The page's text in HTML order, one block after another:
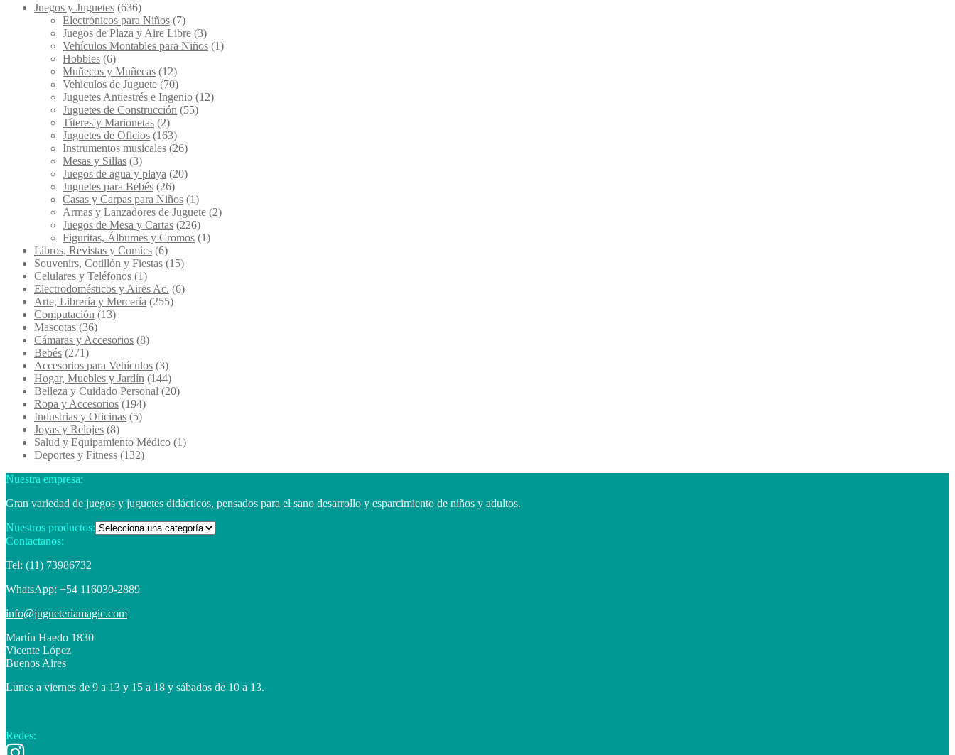
Juegos y Juguetes (636)
Electrónicos para Niños (7)
Juegos de Plaza y Aire Libre (3)
Vehículos Montables para Niños (1)
Hobbies (6)
Muñecos y Muñecas (12)
Vehículos de Juguete (70)
Juguetes Antiestrés e Ingenio (12)
Juguetes de Construcción (55)
Títeres y Marionetas (2)
Juguetes de Oficios (163)
Instrumentos musicales (26)
Mesas y Sillas (3)
Juegos de agua y playa (20)
Juguetes para Bebés (26)
Casas y Carpas para Niños (1)
Armas y Lanzadores de Juguete (2)
Juegos de Mesa y Cartas (226)
Figuritas, Álbumes y Cromos (1)
Libros, Revistas y Comics (6)
Souvenirs, Cotillón y Fiestas (15)
Celulares y Teléfonos (1)
Electrodomésticos y Aires Ac. (6)
Arte, Librería y Mercería (255)
Computación (13)
Mascotas (36)
Cámaras y Accesorios (8)
Bebés (271)
Accesorios para Vehículos (3)
Hogar, Muebles y Jardín (144)
Belleza y Cuidado Personal (20)
Ropa y Accesorios (194)
Industrias y Oficinas (5)
Joyas y Relojes (8)
Salud y Equipamiento Médico (1)
Deportes y Fitness (132)
Nuestra empresa:
Gran variedad de juegos y juguetes didácticos, pensados para el sano desarrollo y esparcimiento de niños y adultos.
Nuestros productos:
Contactanos:
Tel: (11) 73986732
WhatsApp: +54 116030-2889
info@jugueteriamagic.com
Martín Haedo 1830
Vicente López
Buenos Aires
Lunes a viernes de 9 a 13 y 15 a 18 y sábados de 10 a 13.
Redes: